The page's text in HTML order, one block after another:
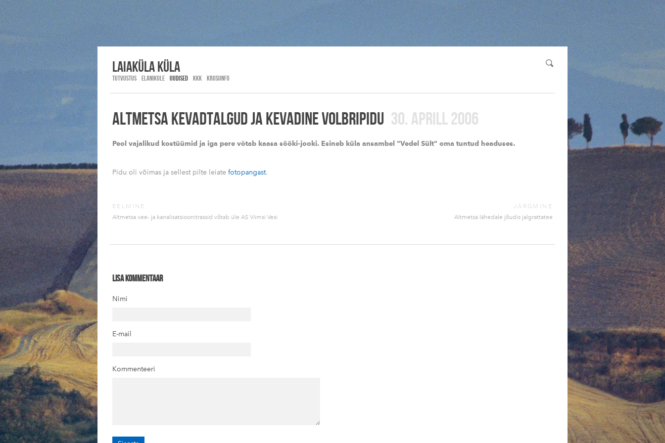
Laiaküla KÜLA
TUTVUSTUS ELANIKULE UUDISED KKK KRIISIINFO
ALTMETSA KEVADTALGUD JA KEVADINE VOLBRIPIDU 30. APRILL 2006
Peol vajalikud kostüümid ja iga pere võtab kaasa sööki-jooki. Esineb küla ansambel "Vedel Sült" oma tuntud headuses.
Pidu oli võimas ja sellest pilte leiate fotopangast.
EELMINE
Altmetsa vee- ja kanalisatsioonitrassid võtab üle AS Viimsi Vesi
JÄRGMINE
Altmetsa lähedale jõudis jalgrattatee
Lisa kommentaar
Nimi
E-mail
Kommenteeri